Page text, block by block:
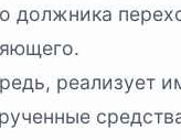
должника
реализует